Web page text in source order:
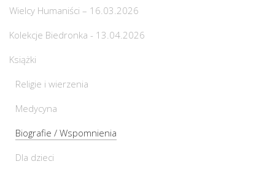
Wielcy Humaniści – 16.03.2026
Kolekcje Biedronka - 13.04.2026
Książki
Religie i wierzenia
Medycyna
Biografie / Wspomnienia
Dla dzieci